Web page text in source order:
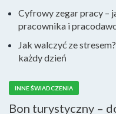
Cyfrowy zegar pracy –
pracownika i
Jak walczyć ze
każdy dzień
INNE ŚWIADCZENIA
Bon turystyczny –